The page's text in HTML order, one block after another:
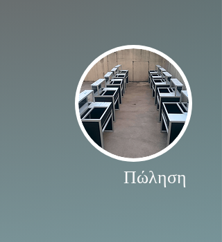
Πώληση